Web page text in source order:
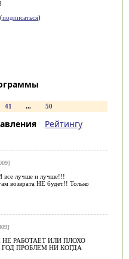
подписаться)
41 ... 50
Рейтингу
лучше и лучше!!!
возврата НЕ будет!! Только
РАБОТАЕТ ИЛИ ПЛОХО
ПРОБЛЕМ НИ КОГДА